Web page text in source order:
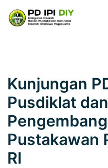
Kunjungan
Pusdiklat
Pustakawan
RI